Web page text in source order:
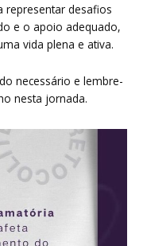
representar desafios
e o apoio adequado,
vida plena e ativa.
necessário e lembre-
nesta jornada.